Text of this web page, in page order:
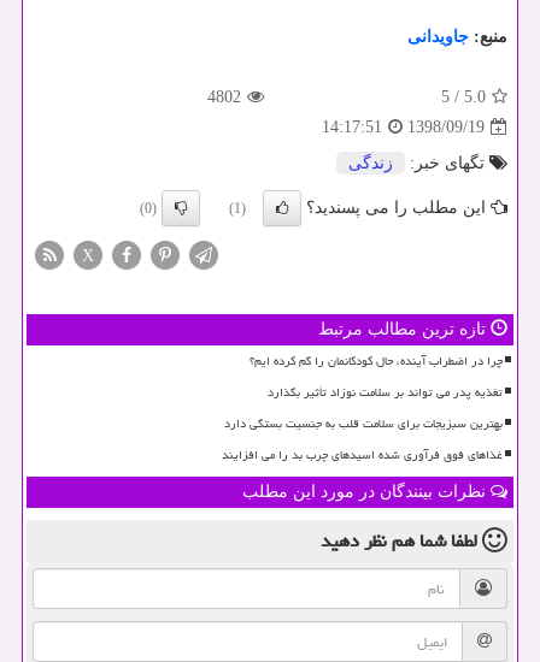
منبع: جاویدانی
5.0
/
5
4802
1398/09/19
14:17:51
تگهای خبر:
زندگی
این مطلب را می پسندید؟ (1)
(0)
X
تازه ترین مطالب مرتبط
چرا در اضطراب آینده، حال کودکانمان را گم کرده ایم؟
تغذیه پدر می تواند بر سلامت نوزاد تأثیر بگذارد
بهترین سبزیجات برای سلامت قلب به جنسیت بستگی دارد
غذاهای فوق فرآوری شده اسیدهای چرب بد را می افزایند
نظرات بینندگان در مورد این مطلب
لطفا شما همنظر دهید